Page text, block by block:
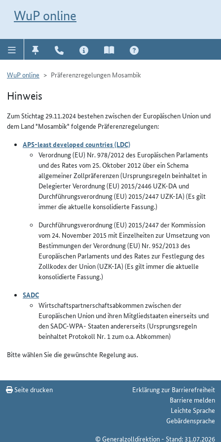
WuP online
WuP online Präferenzregelungen Mosambik
Hinweis
Zum Stichtag 29.11.2024 bestehen zwischen der Europäischen Union und
dem Land "Mosambik" folgende Präferenzregelungen:
APS-least developed countries (LDC)
Verordnung (EU) Nr. 978/2012 des Europäischen Parlaments
und des Rates vom 25. Oktober 2012 über ein Schema
allgemeiner Zollpräferenzen (Ursprungsregeln beinhaltet in
Delegierter Verordnung (EU) 2015/2446 UZK-DA und
Durchführungsverordnung (EU) 2015/2447 UZK-IA) (Es gilt
immer die aktuelle konsolidierte Fassung.)
Durchführungsverordnung (EU) 2015/2447 der Kommission
vom 24. November 2015 mit Einzelheiten zur Umsetzung von
Bestimmungen der Verordnung (EU) Nr. 952/2013 des
Europäischen Parlaments und des Rates zur Festlegung des
Zollkodex der Union (UZK-IA) (Es gilt immer die aktuelle
konsolidierte Fassung.)
SADC
Wirtschaftspartnerschaftsabkommen zwischen der
Europäischen Union und ihren Mitgliedstaaten einerseits und
den SADC-WPA- Staaten andererseits (Ursprungsregeln
beinhaltet Protokoll Nr. 1 zum o.a. Abkommen)
Bitte wählen Sie die gewünschte Regelung aus.
Seite drucken
Erklärung zur Barrierefreiheit
Barriere melden
Leichte Sprache
Gebärdensprache
© Generalzolldirektion - Stand: 31.07.2026